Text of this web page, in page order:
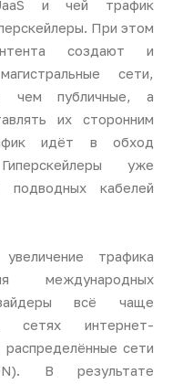
и чей трафик
При этом
создают и
сети,
чем публичные, а
их сторонним
идёт в обход
уже
подводных кабелей
трафика
международных
всё чаще
сетях интернет-
распределённые сети
В результате